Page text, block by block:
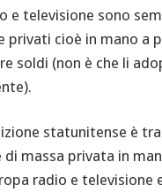
e televisione sono
privati cioè in mano a
soldi (non è che li
statunitense è
di massa privata in
radio e televisione